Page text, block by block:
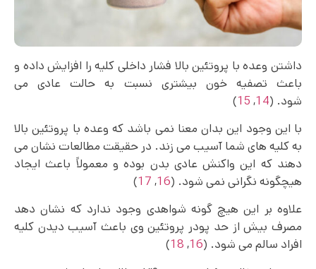
داشتن وعده با پروتئین بالا فشار داخلی کلیه را افزایش داده و
باعث تصفیه خون بیشتری نسبت به حالت عادی می
شود. (14
,
15
)
با این وجود این بدان معنا نمی باشد که وعده با پروتئین بالا
به کلیه های شما آسیب می زند. در حقیقت مطالعات نشان می
دهند که این واکنش عادی بدن بوده و معمولاً باعث ایجاد
هیچگونه نگرانی نمی شود. (16
,
17
)
علاوه بر این هیچ گونه شواهدی وجود ندارد که نشان دهد
مصرف بیش از حد پودر پروتئین وی باعث آسیب دیدن کلیه
افراد سالم می شود. (16
,
18
)